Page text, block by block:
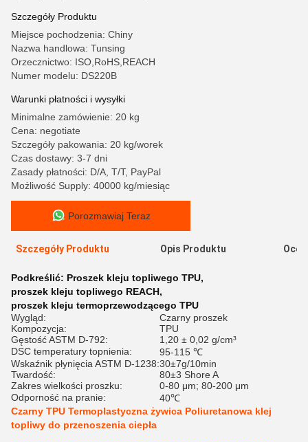
Szczegóły Produktu
Miejsce pochodzenia: Chiny
Nazwa handlowa: Tunsing
Orzecznictwo: ISO,RoHS,REACH
Numer modelu: DS220B
Warunki płatności i wysyłki
Minimalne zamówienie: 20 kg
Cena: negotiate
Szczegóły pakowania: 20 kg/worek
Czas dostawy: 3-7 dni
Zasady płatności: D/A, T/T, PayPal
Możliwość Supply: 40000 kg/miesiąc
Porozmawiaj Teraz
Szczegóły Produktu Opis Produktu
Podkreślić: Proszek kleju topliwego TPU,
proszek kleju topliwego REACH,
proszek kleju termoprzewodzącego TPU
Wygląd:
Czarny proszek
Kompozycja:
TPU
Gęstość ASTM D-792:
1,20 ± 0,02 g/cm³
DSC temperatury topnienia:
95-115 ℃
Wskaźnik płynięcia ASTM D-1238:30±7g/10min
Twardość:
80±3 Shore A
Zakres wielkości proszku:
0-80 μm; 80-200 μm
Odporność na pranie:
40℃
Czarny TPU Termoplastyczna żywica Poliuretanowa klej
topliwy do przenoszenia ciepła